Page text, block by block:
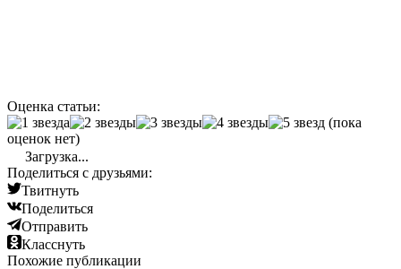
Оценка статьи:
(пока
оценок нет)
Загрузка...
Поделиться с друзьями:
Твитнуть
Поделиться
Отправить
Класснуть
Похожие публикации